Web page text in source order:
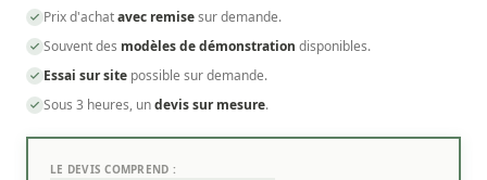
Prix d'achatavec remisesur demande.
Souvent des modèles de démonstration disponibles.
Essai sur site possible sur demande.
Sous 3 heures, undevis sur mesure.
LE DEVIS COMPREND :